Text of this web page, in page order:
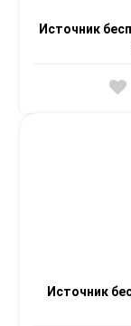
Источник
Источник